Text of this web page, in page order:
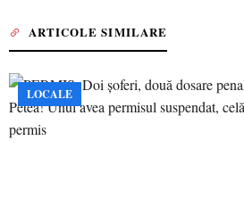
ARTICOLE SIMILARE
LOCALE